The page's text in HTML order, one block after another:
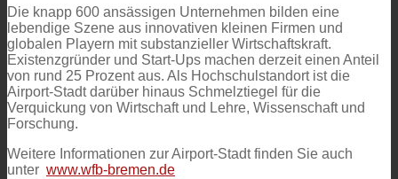
Die knapp 600 ansässigen Unternehmen bilden eine
lebendige Szene aus innovativen kleinen Firmen und
globalen Playern mit substanzieller Wirtschaftskraft.
Existenzgründer und Start-Ups machen derzeit einen Anteil
von rund 25 Prozent aus. Als Hochschulstandort ist die
Airport-Stadt darüber hinaus Schmelztiegel für die
Verquickung von Wirtschaft und Lehre, Wissenschaft und
Forschung.
Weitere Informationen zur Airport-Stadt finden Sie auch
unter www.wfb-bremen.de